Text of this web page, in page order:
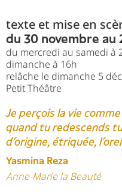
texte et mise en
du 30 novembre au
du mercredi au samedi à
dimanche à 16h
relâche le dimanche 5
Petit Théâtre
Je perçois la vie
quand tu redescends
d’origine, étriquée,
Yasmina Reza
Anne-Marie la Beauté